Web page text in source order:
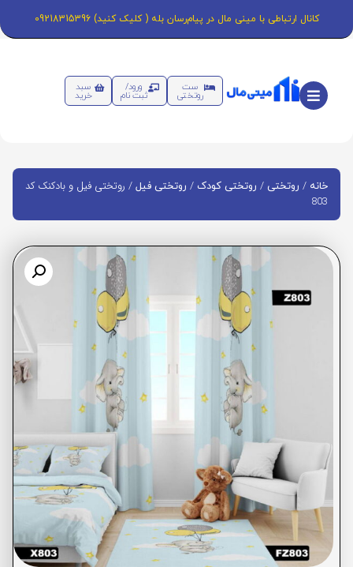
کانال ارتباطی با مینی مال در پیام‌رسان بله ( کلیک کنید) 09218315396
ست
روتختی
ورود/
ثبت نام
سبد
خرید
خانه / روتختی / روتختی کودک / روتختی فیل / روتختی فیل و بادکنک کد
803